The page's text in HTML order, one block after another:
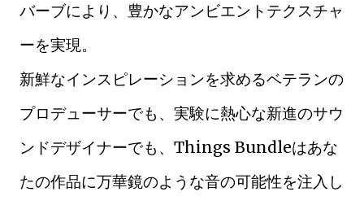
バーブにより、豊かなアンビエントテクスチャ
ーを実現。
新鮮なインスピレーションを求めるベテランの
プロデューサーでも、実験に熱心な新進のサウ
ンドデザイナーでも、Things Bundleはあな
たの作品に万華鏡のような音の可能性を注入し